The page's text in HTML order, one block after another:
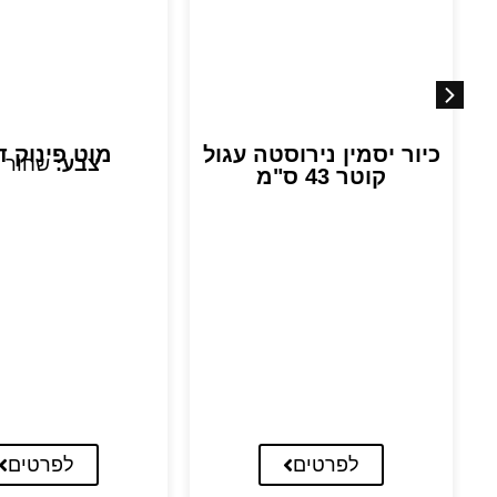
כיור יסמין נירוסטה עגול
קוטר 43 ס"מ
לפרטים
מוט פינוק
צבע:
לפרטים